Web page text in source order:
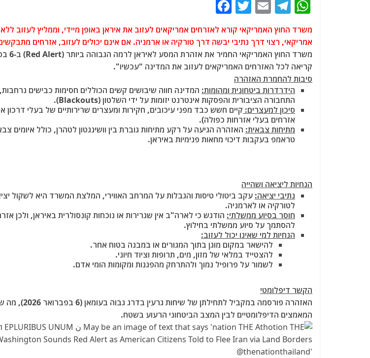
W
at
s
A
p
p
T
e
g
ra
m
E
ai
l
T
itt
er
a
c
e
b
o
o
k
משרד החוץ האמריקאי קורא לאזרחים אמריקאים לעזוב את איראן באופן מיידי, וממליץ לעזוב ללא
אמריקאי, רצוי דרך נתיבי יבשה דרך טורקיה או ארמניה. אם אינם יכולים לעזוב, אזרחים
קריאה לכל האזרחים האמריקאים לעזוב את המדינה "עכשיו".
סיבות להחמרת האזהרה
הידרדרות ביטחונית ומהומות: המדינה חווה שיבושים קשים הכוללים חסימות כבישים
התחבורה הציבורית והפסקות אינטרנט יזומות על ידי השלטון (Blackouts).
סיכון למעצרים: קיים חשש כבד מפני עיכובים, חקירות ומעצרים שרירותיים של בעלי דרכון
אזרחים בעלי אזרחות כפולה).
מתיחות צבאית: האזהרה הגיעה על רקע מתיחות גוברת בין וושינגטון לטהרן, כולל איומים
טראמפ בעקבות דיכוי מחאות פנימיות באיראן.
הנחיות ליציאה ושהייה
נתיבי יציאה: עקב ביטולי טיסות והגבלות על המרחב האווירי, המלצת המשרד היא לשקול
לטורקיה או לארמניה.
חוסר בסיוע ממשלתי: הודגש כי לארה"ב אין שגרירות או נוכחות קונסולרית באיראן, ולכן
להסתמך על סיוע ממשלתי בחילוץ.
הנחיות למי שאינו יכול לעזוב:
להישאר במקום מוגן בתוך המגורים או במבנה בטוח אחר.
להצטייד במלאי של מזון, מים, תרופות וציוד חיוני.
לשמור על פרופיל נמוך ולהתרחק מהפגנות ומקומות הומי אדם.
הקשר דיפלומטי
האזהרה פורסמה במקביל
המאמצים הדיפלומטיים לבין המצב הביטחוני הרעוע בשטח.